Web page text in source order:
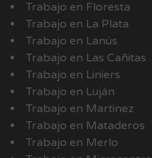
Trabajo en Floresta
Trabajo en La Plata
Trabajo en Lanús
Trabajo en Las Cañitas
Trabajo en Liniers
Trabajo en Luján
Trabajo en Martinez
Trabajo en Mataderos
Trabajo en Merlo